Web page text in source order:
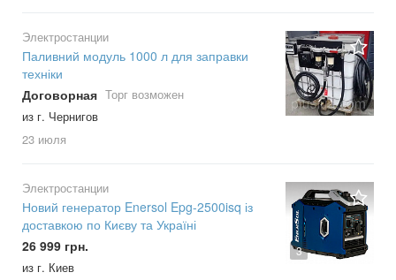
Электростанции
Паливний модуль 1000 л для заправки
техніки
Договорная Торг возможен
из г. Чернигов
23 июля
3
Электростанции
Новий генератор Enersol Epg-2500isq із
доставкою по Києву та Україні
26 999 грн.
из г. Киев